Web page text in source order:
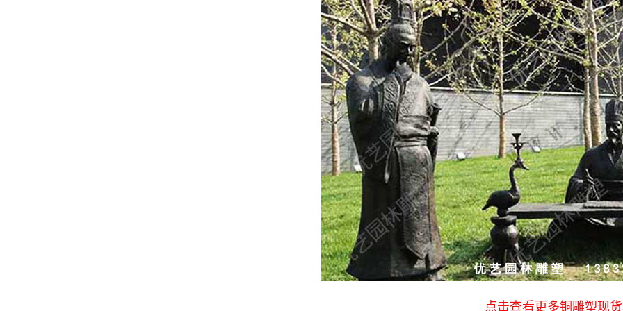
点击查看更多铜雕塑现